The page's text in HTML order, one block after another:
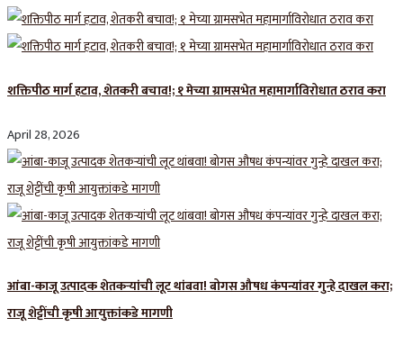
शक्तिपीठ मार्ग हटाव, शेतकरी बचाव!; १ मेच्या ग्रामसभेत महामार्गाविरोधात ठराव करा
April 28, 2026
आंबा-काजू उत्पादक शेतकऱ्यांची लूट थांबवा! बोगस औषध कंपन्यांवर गुन्हे दाखल करा;
राजू शेट्टींची कृषी आयुक्तांकडे मागणी